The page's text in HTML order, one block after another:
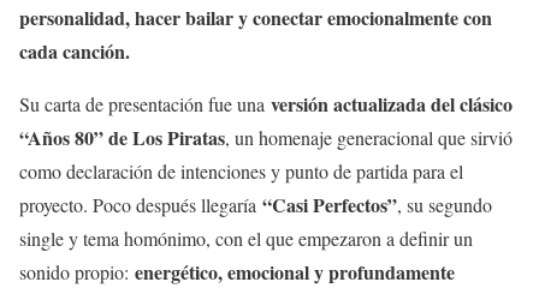
personalidad, hacer bailar y conectar emocionalmente con
cada canción.
Su carta de presentación fue una versión actualizada del clásico
“Años 80” de Los Piratas, un homenaje generacional que sirvió
como declaración de intenciones y punto de partida para el
proyecto. Poco después llegaría “Casi Perfectos”, su segundo
single y tema homónimo, con el que empezaron a definir un
sonido propio: energético, emocional y profundamente